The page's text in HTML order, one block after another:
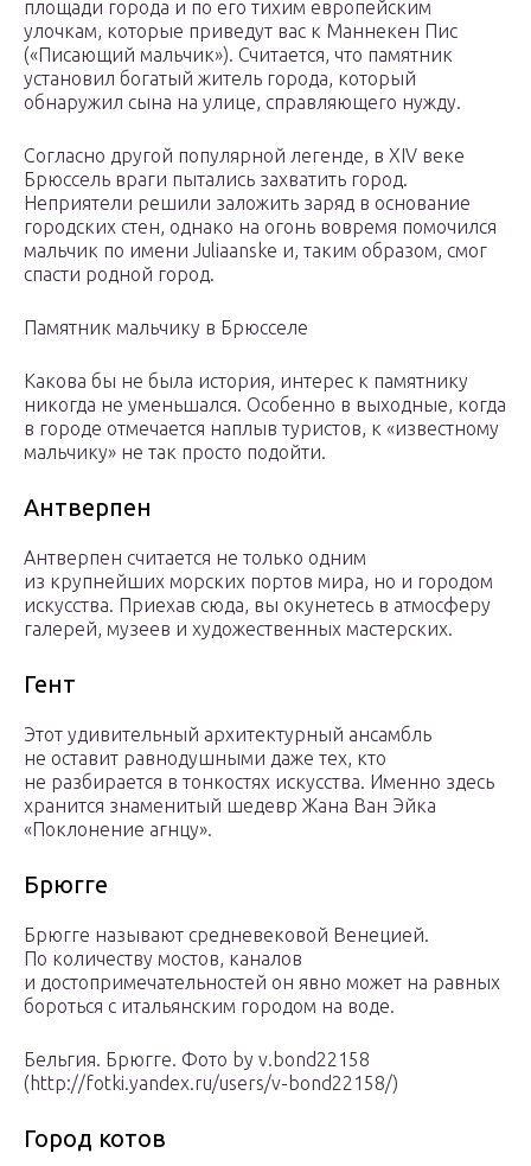
площади города и по его тихим европейским
улочкам, которые приведут вас к Маннекен Пис
(«Писающий мальчик»). Считается, что памятник
установил богатый житель города, который
обнаружил сына на улице, справляющего нужду.
Согласно другой популярной легенде, в XIV веке
Брюссель враги пытались захватить город.
Неприятели решили заложить заряд в основание
городских стен, однако на огонь вовремя помочился
мальчик по имени Juliaanske и, таким образом, смог
спасти родной город.
Памятник мальчику в Брюсселе
Какова бы не была история, интерес к памятнику
никогда не уменьшался. Особенно в выходные, когда
в городе отмечается наплыв туристов, к «известному
мальчику» не так просто подойти.
Антверпен
Антверпен считается не только одним
из крупнейших морских портов мира, но и городом
искусства. Приехав сюда, вы окунетесь в атмосферу
галерей, музеев и художественных мастерских.
Гент
Этот удивительный архитектурный ансамбль
не оставит равнодушными даже тех, кто
не разбирается в тонкостях искусства. Именно здесь
хранится знаменитый шедевр Жана Ван Эйка
«Поклонение агнцу».
Брюгге
Брюгге называют средневековой Венецией.
По количеству мостов, каналов
и достопримечательностей он явно может на равных
бороться с итальянским городом на воде.
Бельгия. Брюгге. Фото by v.bond22158
(http://fotki.yandex.ru/users/v-bond22158/)
Город котов